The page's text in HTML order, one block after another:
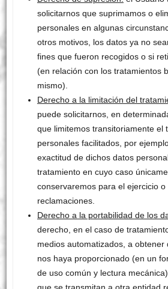
solicitarnos que suprimamos o
personales en algunas
otros motivos, los datos ya no
fines que fueron recogidos o si
(en relación con los tratamientos
mismo).
Derecho a la limitación del
puede solicitarnos, en
que limitemos transitoriamente el
personales facilitados, por
exactitud de dichos datos
tratamiento en cuyo caso
conservaremos para el ejercicio
reclamaciones.
Derecho a la portabilidad de los
derecho, en el caso de
medios automatizados, a
nos haya proporcionado (en un
de uso común y lectura